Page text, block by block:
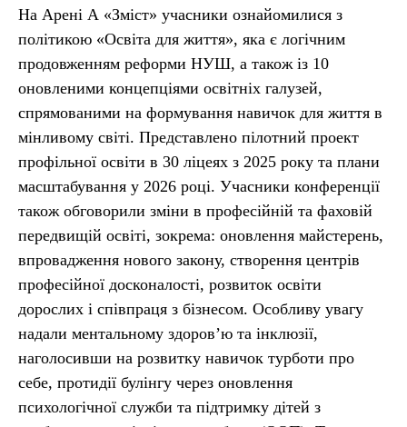
На Арені А «Зміст» учасники ознайомилися з
політикою «Освіта для життя», яка є логічним
продовженням реформи НУШ, а також із 10
оновленими концепціями освітніх галузей,
спрямованими на формування навичок для життя в
мінливому світі. Представлено пілотний проект
профільної освіти в 30 ліцеях з 2025 року та плани
масштабування у 2026 році. Учасники конференції
також обговорили зміни в професійній та фаховій
передвищій освіті, зокрема: оновлення майстерень,
впровадження нового закону, створення центрів
професійної досконалості, розвиток освіти
дорослих і співпраця з бізнесом. Особливу увагу
надали ментальному здоров’ю та інклюзії,
наголосивши на розвитку навичок турботи про
себе, протидії булінгу через оновлення
психологічної служби та підтримку дітей з